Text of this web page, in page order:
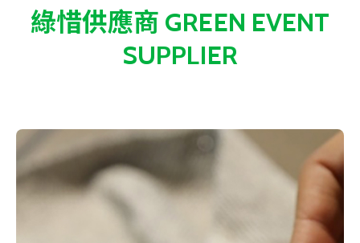
綠惜供應商 GREEN EVENT
SUPPLIER